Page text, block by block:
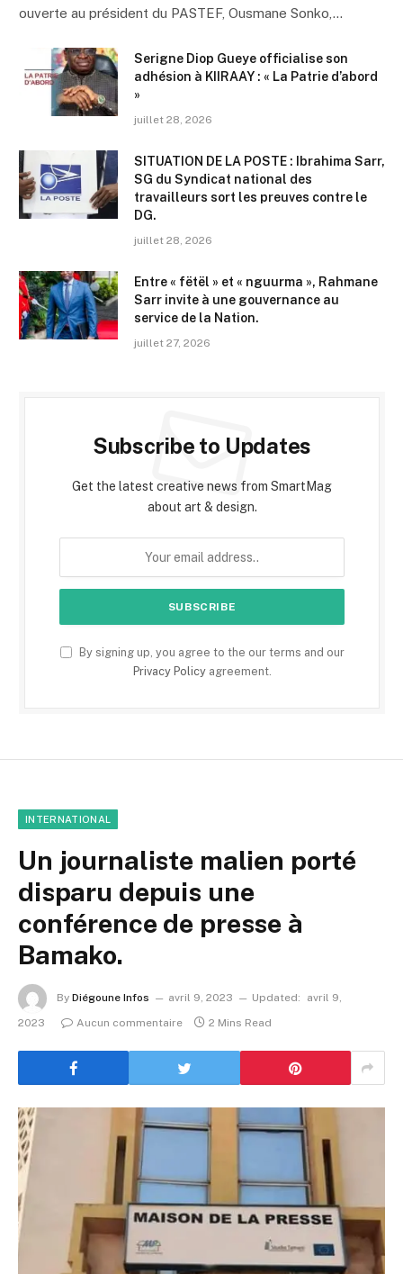
ouverte au président du PASTEF, Ousmane Sonko,…
Serigne Diop Gueye officialise son
adhésion à KIIRAAY : « La Patrie d’abord
»
juillet 28, 2026
SITUATION DE LA POSTE : Ibrahima Sarr,
SG du Syndicat national des
travailleurs sort les preuves contre le
DG.
juillet 28, 2026
Entre « fëtël » et « nguurma », Rahmane
Sarr invite à une gouvernance au
service de la Nation.
juillet 27, 2026
Subscribe to Updates
Get the latest creative news from SmartMag
about art & design.
By signing up, you agree to the our terms and our
Privacy Policyagreement.
INTERNATIONAL
Un journaliste malien porté
disparu depuis une
conférence de presse à
Bamako.
By Diégoune Infos avril 9, 2023 Updated:
avril 9,
2023
Aucun commentaire 2 Mins Read